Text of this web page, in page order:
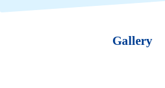
Gallery